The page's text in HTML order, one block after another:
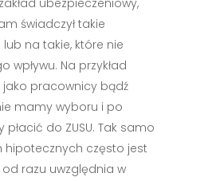
ubezpieczeniowy,
świadczył takie
na takie, które nie
wpływu. Na przykład
jako pracownicy bądź
mamy wyboru i po
do ZUSU. Tak samo
hipotecznych często jest
razu uwzględnia w